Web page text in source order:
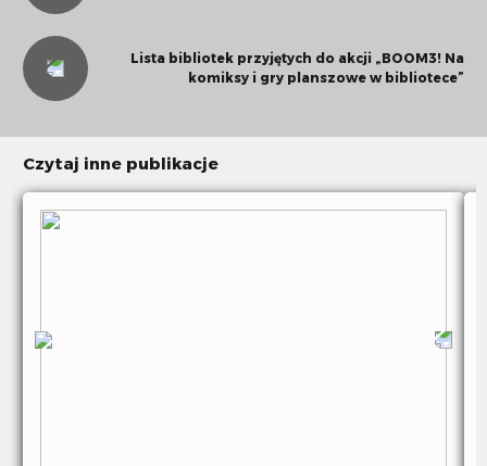
Lista bibliotek przyjętych do akcji „BOOM3! Na
komiksy i gry planszowe w bibliotece”
Czytaj inne publikacje